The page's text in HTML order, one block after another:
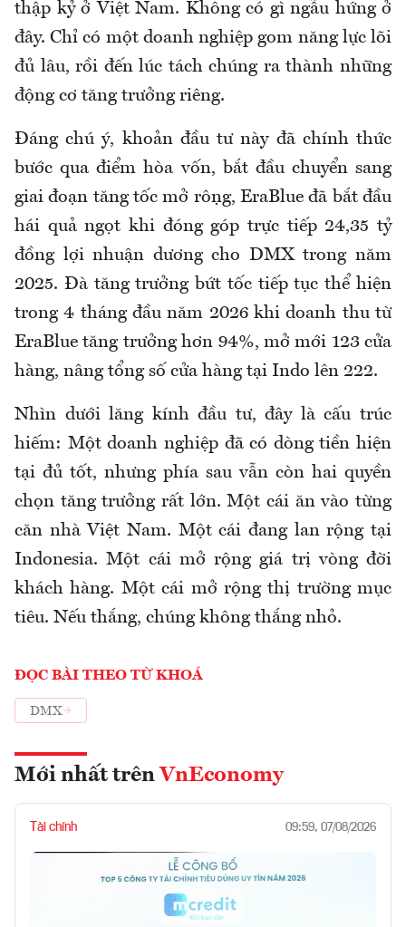
thập kỷ ở Việt Nam. Không có gì ngẫu hứng ở
đây. Chỉ có một doanh nghiệp gom năng lực lõi
đủ lâu, rồi đến lúc tách chúng ra thành những
động cơ tăng trưởng riêng.
Đáng chú ý, khoản đầu tư này đã chính thức
bước qua điểm hòa vốn, bắt đầu chuyển sang
giai đoạn tăng tốc mở rộng, EraBlue đã bắt đầu
hái quả ngọt khi đóng góp trực tiếp 24,35 tỷ
đồng lợi nhuận dương cho DMX trong năm
2025. Đà tăng trưởng bứt tốc tiếp tục thể hiện
trong 4 tháng đầu năm 2026 khi doanh thu từ
EraBlue tăng trưởng hơn 94%, mở mới 123 cửa
hàng, nâng tổng số cửa hàng tại Indo lên 222.
Nhìn dưới lăng kính đầu tư, đây là cấu trúc
hiếm: Một doanh nghiệp đã có dòng tiền hiện
tại đủ tốt, nhưng phía sau vẫn còn hai quyền
chọn tăng trưởng rất lớn. Một cái ăn vào từng
căn nhà Việt Nam. Một cái đang lan rộng tại
Indonesia. Một cái mở rộng giá trị vòng đời
khách hàng. Một cái mở rộng thị trường mục
tiêu. Nếu thắng, chúng không thắng nhỏ.
ĐỌC BÀI THEO TỪ KHOÁ
DMX
Mới nhất trên VnEconomy
Tài chính 09:59, 07/08/2026